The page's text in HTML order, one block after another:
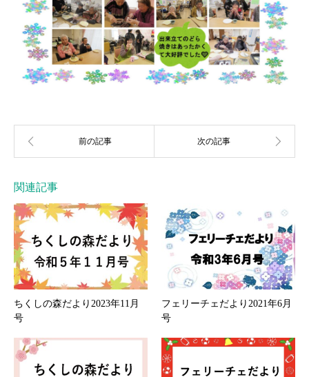
関連記事
ちくしの森だより2023年11月
号
フェリーチェだより2021年6月
号